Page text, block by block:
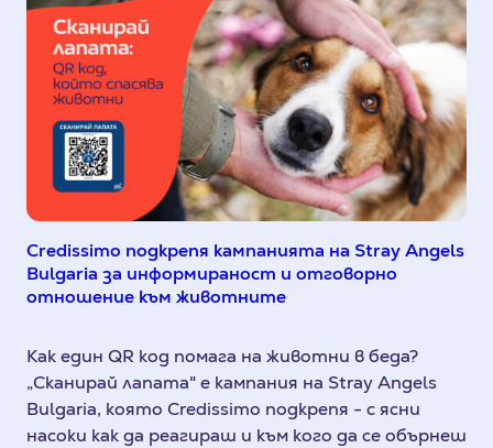
Credissimo подкрепя кампанията на Stray Angels
Bulgaria за информираност и отговорно
отношение към животните
Как един QR код помага на животни в беда?
„Сканирай лапата" е кампания на Stray Angels
Bulgaria, която Credissimo подкрепя - с ясни
насоки как да реагираш и към кого да се обърнеш